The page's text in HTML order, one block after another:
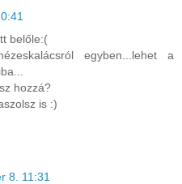
belőle:(
egyben...lehet a
hozzá?
is :)
8. 11:31